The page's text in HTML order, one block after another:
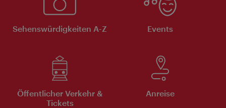
Sehenswürdigkeiten A-Z Events
Öffentlicher Verkehr &
Tickets
Anreise